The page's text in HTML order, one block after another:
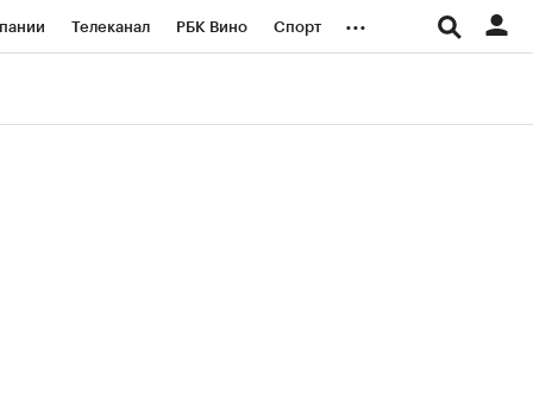
Телеканал РБК Вино Спорт ...